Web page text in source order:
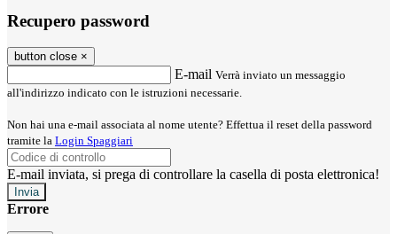
Recupero password
button close ×
E-mail Verrà inviato un messaggio
all'indirizzo indicato con le istruzioni necessarie.
Non hai una e-mail associata al nome utente? Effettua il reset della password
tramite la Login Spaggiari
E-mail inviata, si prega di controllare la casella di posta elettronica!
Errore